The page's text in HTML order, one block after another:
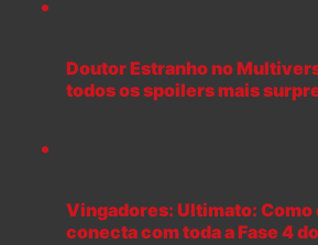
Doutor Estranho no
todos os spoilers mais
Vingadores: Ultimato: Como
conecta com toda a Fase 4